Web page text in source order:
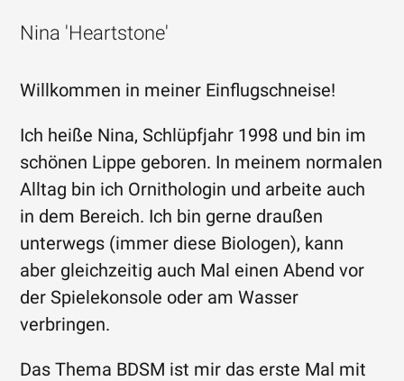
Nina 'Heartstone'
Willkommen in meiner Einflugschneise!
Ich heiße Nina, Schlüpfjahr 1998 und bin im
schönen Lippe geboren. In meinem normalen
Alltag bin ich Ornithologin und arbeite auch
in dem Bereich. Ich bin gerne draußen
unterwegs (immer diese Biologen), kann
aber gleichzeitig auch Mal einen Abend vor
der Spielekonsole oder am Wasser
verbringen.
Das Thema BDSM ist mir das erste Mal mit